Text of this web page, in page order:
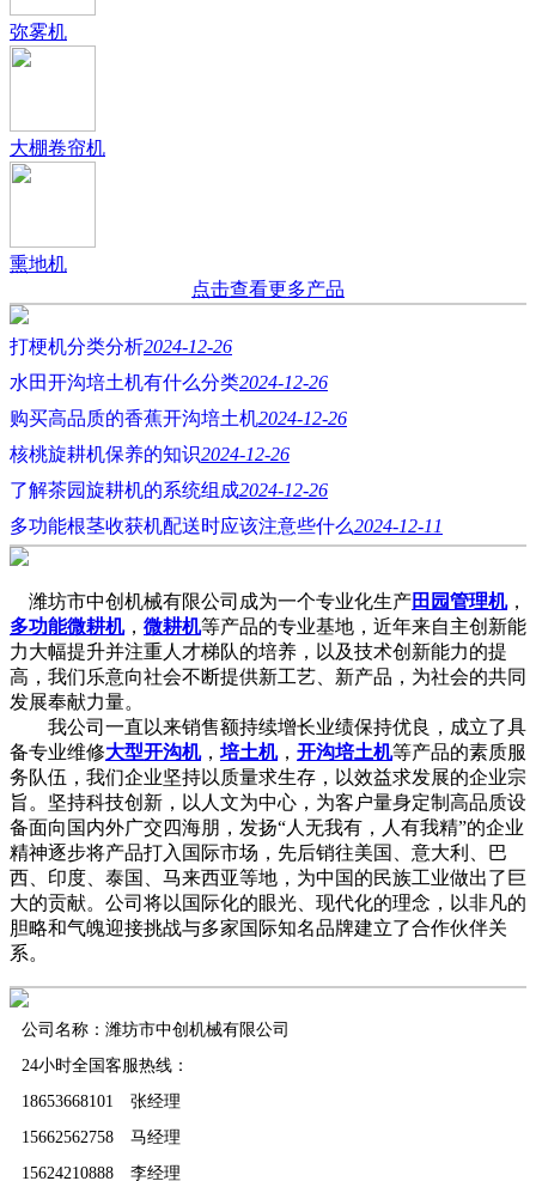
弥雾机
大棚卷帘机
熏地机
点击查看更多产品
打梗机分类分析2024-12-26
水田开沟培土机有什么分类2024-12-26
购买高品质的香蕉开沟培土机2024-12-26
核桃旋耕机保养的知识2024-12-26
了解茶园旋耕机的系统组成2024-12-26
多功能根茎收获机配送时应该注意些什么2024-12-11
潍坊市中创机械有限公司成为一个专业化生产田园管理机，
多功能微耕机， 微耕机等产品的专业基地，近年来自主创新能
力大幅提升并注重人才梯队的培养，以及技术创新能力的提
高，我们乐意向社会不断提供新工艺、新产品，为社会的共同
发展奉献力量。
我公司一直以来销售额持续增长业绩保持优良，成立了具
备专业维修大型开沟机， 培土机， 开沟培土机等产品的素质服
务队伍，我们企业坚持以质量求生存，以效益求发展的企业宗
旨。坚持科技创新，以人文为中心，为客户量身定制高品质设
备面向国内外广交四海朋，发扬“人无我有，人有我精”的企业
精神逐步将产品打入国际市场，先后销往美国、意大利、巴
西、印度、泰国、马来西亚等地，为中国的民族工业做出了巨
大的贡献。公司将以国际化的眼光、现代化的理念，以非凡的
胆略和气魄迎接挑战与多家国际知名品牌建立了合作伙伴关
系。
公司名称：潍坊市中创机械有限公司
24小时全国客服热线：
18653668101 张经理
15662562758 马经理
15624210888 李经理